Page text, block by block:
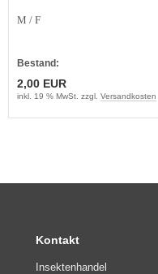
M / F
Bestand:
2,00 EUR
inkl. 19 % MwSt. zzgl. Versandkosten
Kontakt
Insektenhandel